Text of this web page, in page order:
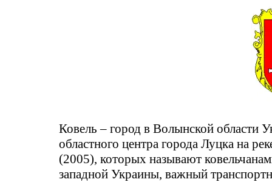
Ковель – город в Волынской области
областного центра города Луцка на
(2005), которых называют
западной Украины, важный